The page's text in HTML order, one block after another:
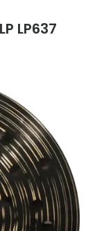
LP637
134.000.